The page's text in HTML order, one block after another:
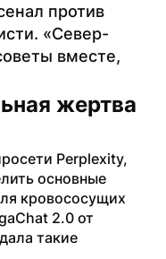
против
«Север-
вместе,
жертва
Perplexity,
основные
кровососущих
2.0 от
такие